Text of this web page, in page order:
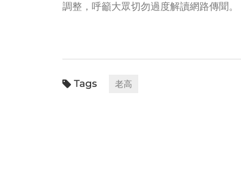
調整，呼籲大眾切勿過度解讀網路傳聞。
老高